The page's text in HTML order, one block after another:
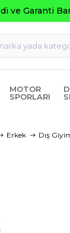
MOTOR
SPORLARI
Erkek Dış